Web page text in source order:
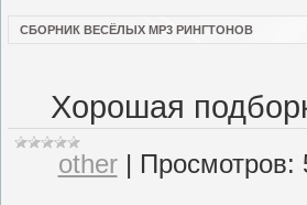
СБОРНИК ВЕСЁЛЫХ MP3 РИНГТОНОВ
Хорошая
other| Просмотров: